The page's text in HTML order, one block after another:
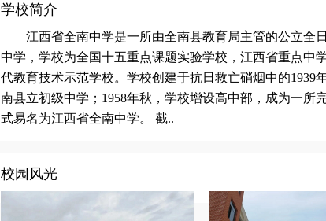
学校简介
江西省全南中学是一所由全南县教育局主管的公立全
中学，学校为全国十五重点课题实验学校，江西省重点中
代教育技术示范学校。学校创建于抗日救亡硝烟中的1939
南县立初级中学；1958年秋，学校增设高中部，成为一所
式易名为江西省全南中学。 截..
校园风光